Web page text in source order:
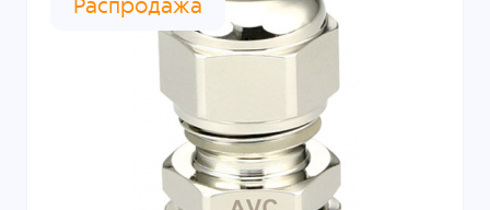
Распродажа